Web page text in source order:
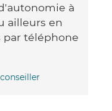
à
ailleurs en
par téléphone